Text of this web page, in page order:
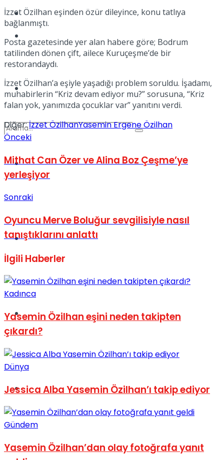
Kadınca
Dünya
Türkiye
Müzik
Sinema
Tatil
No Result
İzzet Özilhan eşinden özür dileyince, konu tatlıya
bağlanmıştı.
Posta gazetesinde yer alan habere göre; Bodrum
tatilinden dönen çift, ailece Kuruçeşme’de bir
restorandaydı.
İzzet Özilhan’a eşiyle yaşadığı problem soruldu. İşadamı,
muhabirlerin “Kriz devam ediyor mu?” sorusuna, “Kriz
falan yok, yanımızda çocuklar var” yanıtını verdi.
Diğer:İzzet ÖzilhanYasemin Ergene Özilhan
Önceki
Mithat Can Özer ve Alina Boz Çeşme’ye
yerleşiyor
Sonraki
Oyuncu Merve Boluğur sevgilisiyle nasıl
tanıştıklarını anlattı
İlgili Haberler
Kadınca
Yasemin Özilhan eşini neden takipten
çıkardı?
Dünya
Jessica Alba Yasemin Özilhan’ı takip ediyor
Gündem
Yasemin Özilhan’dan olay fotoğrafa yanıt